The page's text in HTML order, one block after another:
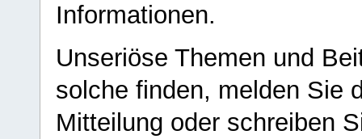
Informationen.
Unseriöse Themen und
solche finden, melden Sie
Mitteilung oder schreiben